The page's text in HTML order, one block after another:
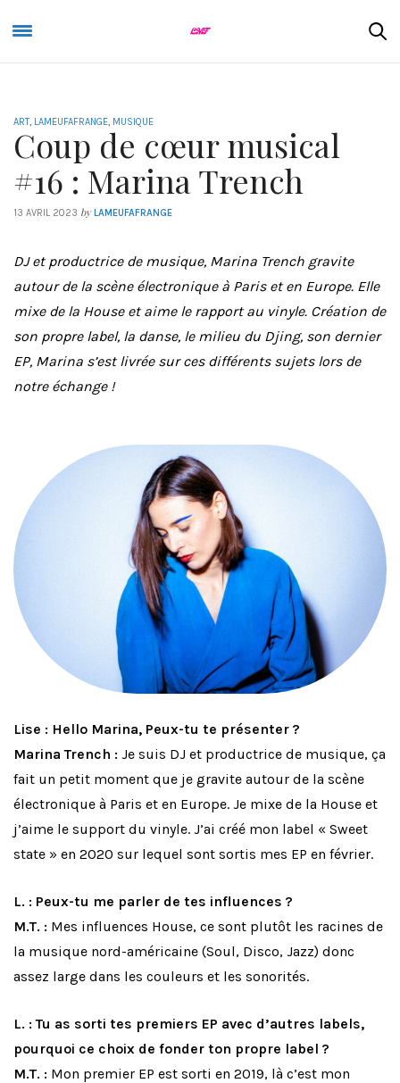
ART, LAMEUFAFRANGE, MUSIQUE
Coup de cœur musical
#16 : Marina Trench
13 AVRIL 2023 by LAMEUFAFRANGE
DJ et productrice de musique, Marina Trench gravite
autour de la scène électronique à Paris et en Europe. Elle
mixe de la House et aime le rapport au vinyle. Création de
son propre label, la danse, le milieu du Djing, son dernier
EP, Marina s’est livrée sur ces différents sujets lors de
notre échange !
Lise : Hello Marina, Peux-tu te présenter ?
Marina Trench : Je suis DJ et productrice de musique, ça
fait un petit moment que je gravite autour de la scène
électronique à Paris et en Europe. Je mixe de la House et
j’aime le support du vinyle. J’ai créé mon label « Sweet
state » en 2020 sur lequel sont sortis mes EP en février.
L. : Peux-tu me parler de tes influences ?
M.T. : Mes influences House, ce sont plutôt les racines de
la musique nord-américaine (Soul, Disco, Jazz) donc
assez large dans les couleurs et les sonorités.
L. : Tu as sorti tes premiers EP avec d’autres labels,
pourquoi ce choix de fonder ton propre label ?
M.T. : Mon premier EP est sorti en 2019, là c’est mon